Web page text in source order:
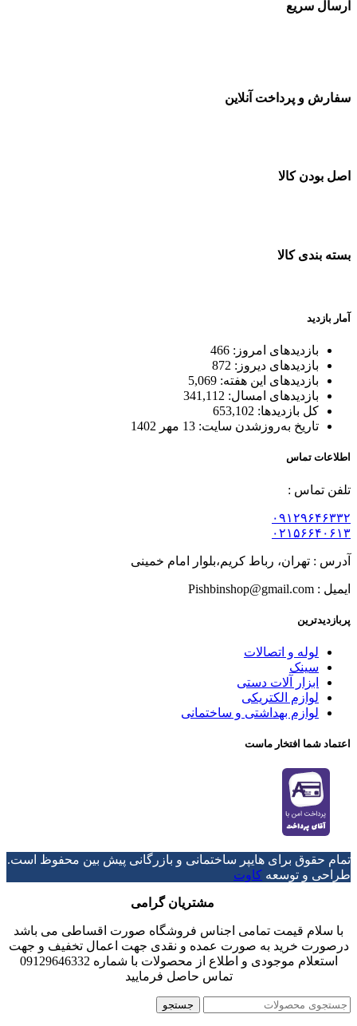
ارسال سریع
سفارش و پرداخت آنلاین
اصل بودن کالا
بسته بندی کالا
آمار بازدید
بازدیدهای امروز: 466
بازدیدهای دیروز: 872
بازدیدهای این هفته: 5,069
بازدیدهای امسال: 341,112
کل بازدیدها: 653,102
تاریخ به‌روزشدن سایت: 13 مهر 1402
اطلاعات تماس
تلفن تماس :
۰۹۱۲۹۶۴۶۳۳۲
۰۲۱۵۶۶۴۰۶۱۳
آدرس : تهران، رباط کریم،بلوار امام خمینی
ایمیل : Pishbinshop@gmail.com
پربازدیدترین
لوله و اتصالات
سینک
ابزار آلات دستی
لوازم الکتریکی
لوازم بهداشتی و ساختمانی
اعتماد شما افتخار ماست
تمام حقوق برای هایپر ساختمانی و بازرگانی پیش بین محفوظ است.
طراحی و توسعه کاوت
مشتریان گرامی
با سلام قیمت تمامی اجناس فروشگاه صورت اقساطی می باشد
درصورت خرید به صورت عمده و نقدی جهت اعمال تخفیف و جهت
استعلام موجودی و اطلاع از محصولات با شماره 09129646332
تماس حاصل فرمایید
جستجو